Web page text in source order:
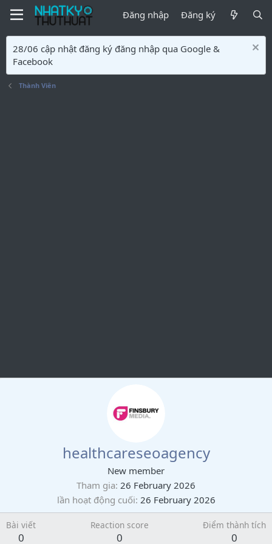
Đăng nhập Đăng ký
28/06 cập nhật đăng ký đăng nhập qua Google &
Facebook
Thành Viên
healthcareseoagency
New member
Tham gia 26 February 2026
lần hoạt động cuối 26 February 2026
Bài viết
0
Reaction score
0
Điểm thành tích
0